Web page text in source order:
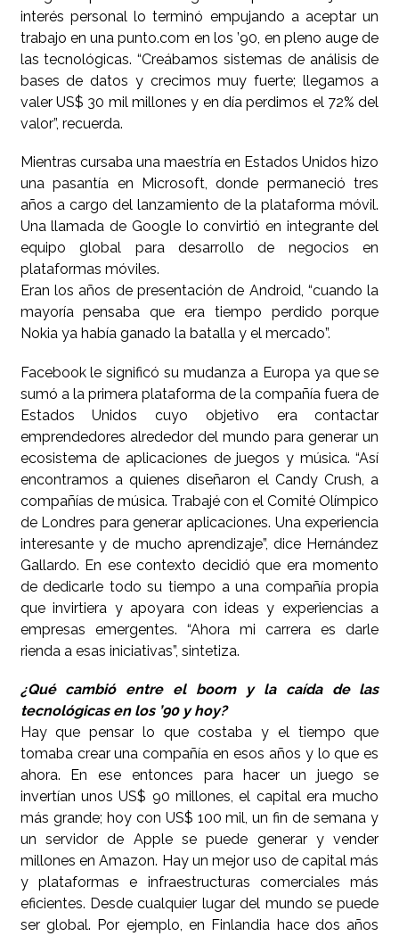
interés personal lo terminó empujando a aceptar un
trabajo en una punto.com en los ’90, en pleno auge de
las tecnológicas. “Creábamos sistemas de análisis de
bases de datos y crecimos muy fuerte; llegamos a
valer US$ 30 mil millones y en día perdimos el 72% del
valor”, recuerda.
Mientras cursaba una maestría en Estados Unidos hizo
una pasantía en Microsoft, donde permaneció tres
años a cargo del lanzamiento de la plataforma móvil.
Una llamada de Google lo convirtió en integrante del
equipo global para desarrollo de negocios en
plataformas móviles.
Eran los años de presentación de Android, “cuando la
mayoría pensaba que era tiempo perdido porque
Nokia ya había ganado la batalla y el mercado”.
Facebook le significó su mudanza a Europa ya que se
sumó a la primera plataforma de la compañía fuera de
Estados Unidos cuyo objetivo era contactar
emprendedores alrededor del mundo para generar un
ecosistema de aplicaciones de juegos y música. “Así
encontramos a quienes diseñaron el Candy Crush, a
compañías de música. Trabajé con el Comité Olímpico
de Londres para generar aplicaciones. Una experiencia
interesante y de mucho aprendizaje”, dice Hernández
Gallardo. En ese contexto decidió que era momento
de dedicarle todo su tiempo a una compañía propia
que invirtiera y apoyara con ideas y experiencias a
empresas emergentes. “Ahora mi carrera es darle
rienda a esas iniciativas”, sintetiza.
¿Qué cambió entre el boom y la caída de las
tecnológicas en los ’90 y hoy?
Hay que pensar lo que costaba y el tiempo que
tomaba crear una compañía en esos años y lo que es
ahora. En ese entonces para hacer un juego se
invertían unos US$ 90 millones, el capital era mucho
más grande; hoy con US$ 100 mil, un fin de semana y
un servidor de Apple se puede generar y vender
millones en Amazon. Hay un mejor uso de capital más
y plataformas e infraestructuras comerciales más
eficientes. Desde cualquier lugar del mundo se puede
ser global. Por ejemplo, en Finlandia hace dos años